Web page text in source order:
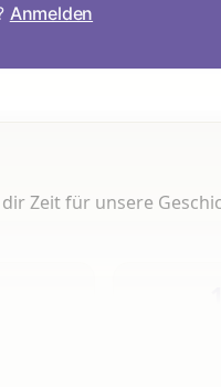
Anmelden
Zeit für unsere